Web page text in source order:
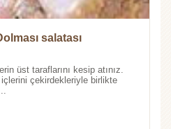
salatası
üst taraflarını kesip atınız.
içlerini çekirdekleriyle birlikte